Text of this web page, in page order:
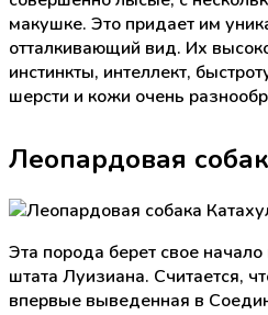
макушке. Это придает им
отталкивающий вид. Их
инстинкты, интеллект,
шерсти и кожи очень
Леопардовая
Эта порода берет свое
штата Луизиана. Считается,
впервые выведенная в